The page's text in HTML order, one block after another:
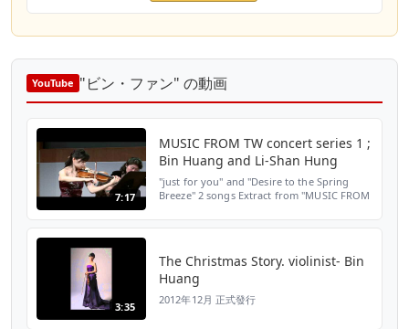
YouTube "ビン・ファン" の動画
7:17
MUSIC FROM TW concert series 1 ;
Bin Huang and Li-Shan Hung
"just for you" and "Desire to the Spring
Breeze" 2 songs Extract from "MUSIC FROM
3:35
The Christmas Story. violinist- Bin
Huang
2012年12月 正式發行